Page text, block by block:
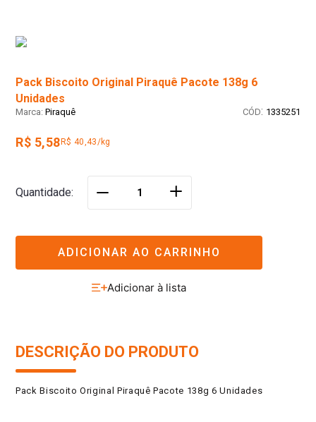
Pack Biscoito Original Piraquê Pacote 138g 6
Unidades
Piraquê : 1335251
R$ 5,58 R$ 40,43/kg
Quantidade ＋
ADICIONAR AO CARRINHO
DESCRIÇÃO DO PRODUTO
Pack Biscoito Original Piraquê Pacote 138g 6 Unidades